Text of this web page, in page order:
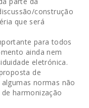
construção
que será
para todos
ainda nem
eletrónica.
de
normas não
harmonização